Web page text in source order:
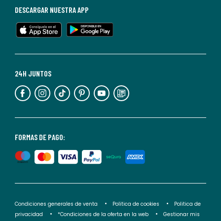
en
cualquier
Para
información,
puedes
nuestra
de
privacidad</2>.
FORMAS DE PAGO:
24H JUNTOS
DESCARGAR NUESTRA APP
Condiciones generales de venta Politica de cookies
Politica de
privacidad
*Condiciones de la oferta en la web Gestionar mis